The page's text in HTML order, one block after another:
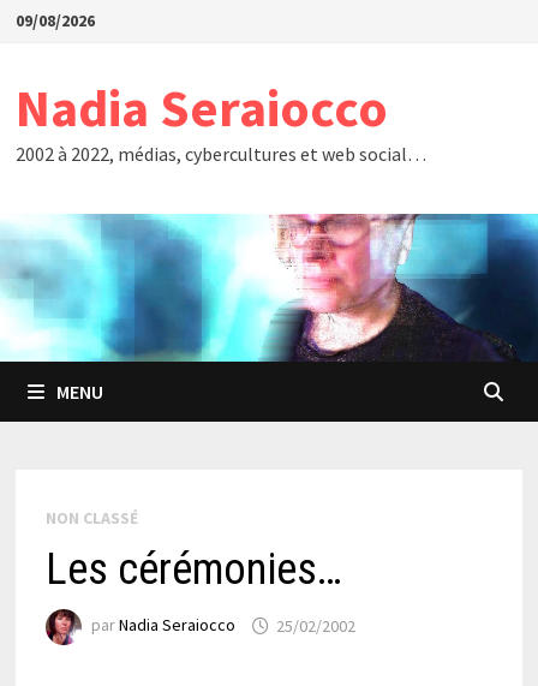
Passer
09/08/2026
Nadia Seraiocco
2002 à 2022, médias, cybercultures et web social…
MENU
NON CLASSÉ
Les cérémonies…
parNadia Seraiocco 25/02/2002